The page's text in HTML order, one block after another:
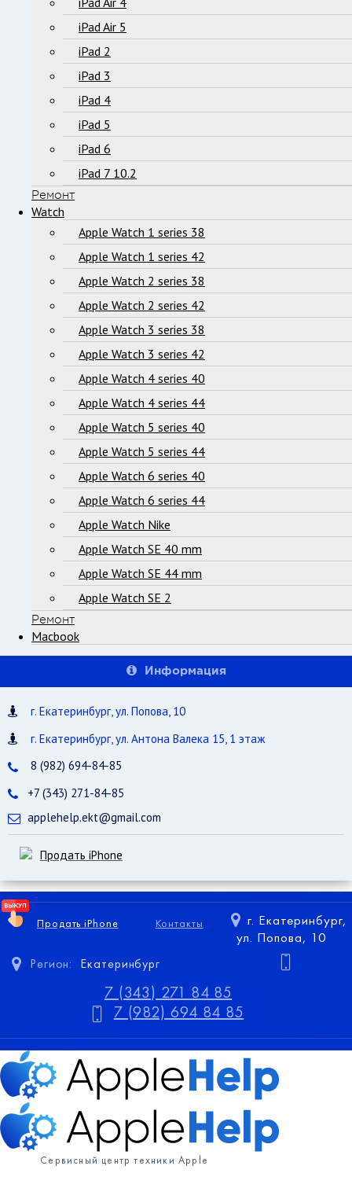
iPad Air 5
iPad 2
iPad 3
iPad 4
iPad 5
iPad 6
iPad 7 10.2
Ремонт
Watch
Apple Watch 1 series 38
Apple Watch 1 series 42
Apple Watch 2 series 38
Apple Watch 2 series 42
Apple Watch 3 series 38
Apple Watch 3 series 42
Apple Watch 4 series 40
Apple Watch 4 series 44
Apple Watch 5 series 40
Apple Watch 5 series 44
Apple Watch 6 series 40
Apple Watch 6 series 44
Apple Watch Nike
Apple Watch SE 40 mm
Apple Watch SE 44 mm
Apple Watch SE 2
Ремонт
Macbook
Информация
г. Екатеринбург, ул. Попова, 10
г. Екатеринбург, ул. Антона Валека 15, 1 этаж
8 (982) 694-84-85
+7 (343) 271-84-85
applehelp.ekt@gmail.com
Продать iPhone
Продать iPhone Контакты
Регион: Екатеринбург
г. Екатеринбург,
ул. Попова, 10
7 (343) 271 84 85
7 (982) 694 84 85
Сервисный центр техники Apple